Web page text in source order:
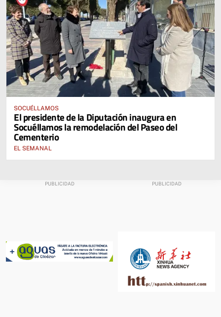
SOCUÉLLAMOS
El presidente de la Diputación inaugura en
Socuéllamos la remodelación del Paseo del
Cementerio
EL SEMANAL